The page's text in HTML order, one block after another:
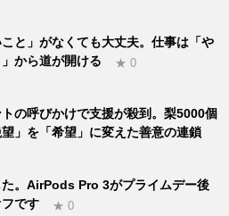
こと」がなくても大丈夫。仕事は「や
から道が開ける
★ 0
の呼びかけで支援が殺到。梨5000個
」を「希望」に変えた善意の連鎖
。AirPods Pro 3がプライムデー後
です
★ 0